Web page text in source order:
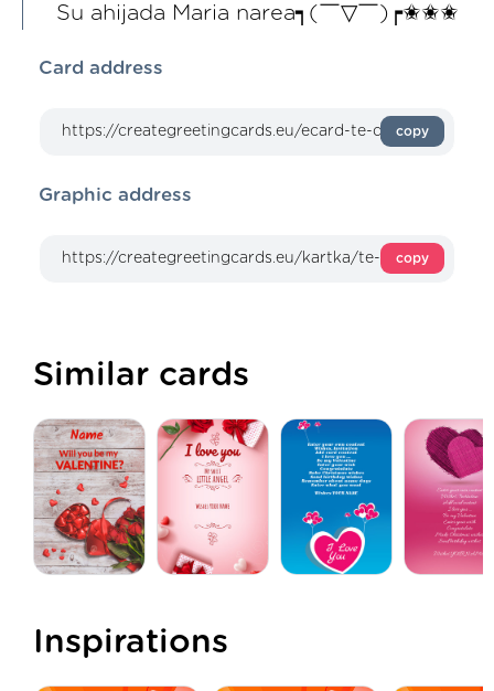
Su ahijada Maria narea┑(￣▽￣)┍✬✬✬
Card address
copy
Graphic address
copy
Similar cards
Inspirations